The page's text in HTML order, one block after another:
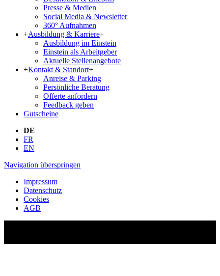
Presse & Medien
Social Media & Newsletter
360° Aufnahmen
+Ausbildung & Karriere+
Ausbildung im Einstein
Einstein als Arbeitgeber
Aktuelle Stellenangebote
+Kontakt & Standort+
Anreise & Parking
Persönliche Beratung
Offerte anfordern
Feedback geben
Gutscheine
DE
FR
EN
Navigation überspringen
Impressum
Datenschutz
Cookies
AGB